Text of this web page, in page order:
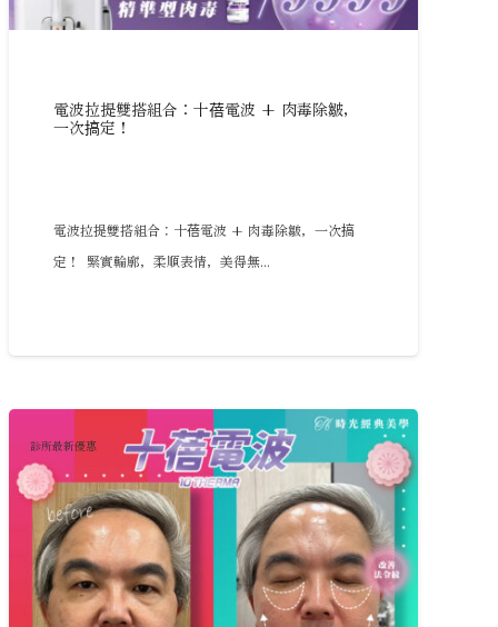
電波拉提雙搭組合：十蓓電波 + 肉毒除皺，
一次搞定！
電波拉提雙搭組合：十蓓電波 + 肉毒除皺，一次搞
定！ 緊實輪廓，柔順表情，美得無...
診所最新優惠